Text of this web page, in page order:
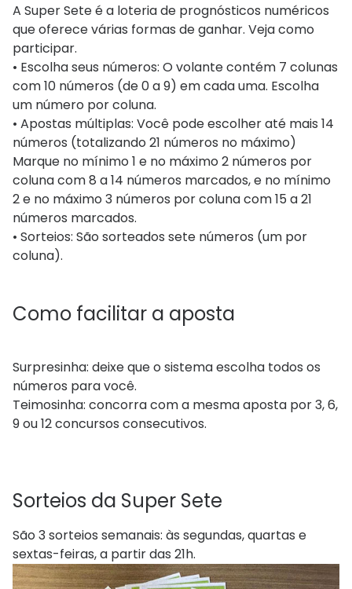
A Super Sete é a loteria de prognósticos numéricos
que oferece várias formas de ganhar. Veja como
participar.
• Escolha seus números: O volante contém 7 colunas
com 10 números (de 0 a 9) em cada uma. Escolha
um número por coluna.
• Apostas múltiplas: Você pode escolher até mais 14
números (totalizando 21 números no máximo)
Marque no mínimo 1 e no máximo 2 números por
coluna com 8 a 14 números marcados, e no mínimo
2 e no máximo 3 números por coluna com 15 a 21
números marcados.
• Sorteios: São sorteados sete números (um por
coluna).
Como facilitar a aposta
Surpresinha: deixe que o sistema escolha todos os
números para você.
Teimosinha: concorra com a mesma aposta por 3, 6,
9 ou 12 concursos consecutivos.
Sorteios da Super Sete
São 3 sorteios semanais: às segundas, quartas e
sextas-feiras, a partir das 21h.